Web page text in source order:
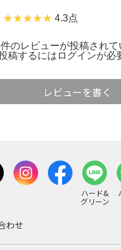
4.3点
のレビューが投稿されて
稿するには ログインが必
レビューを書く
ハード&
グリーン
わせ